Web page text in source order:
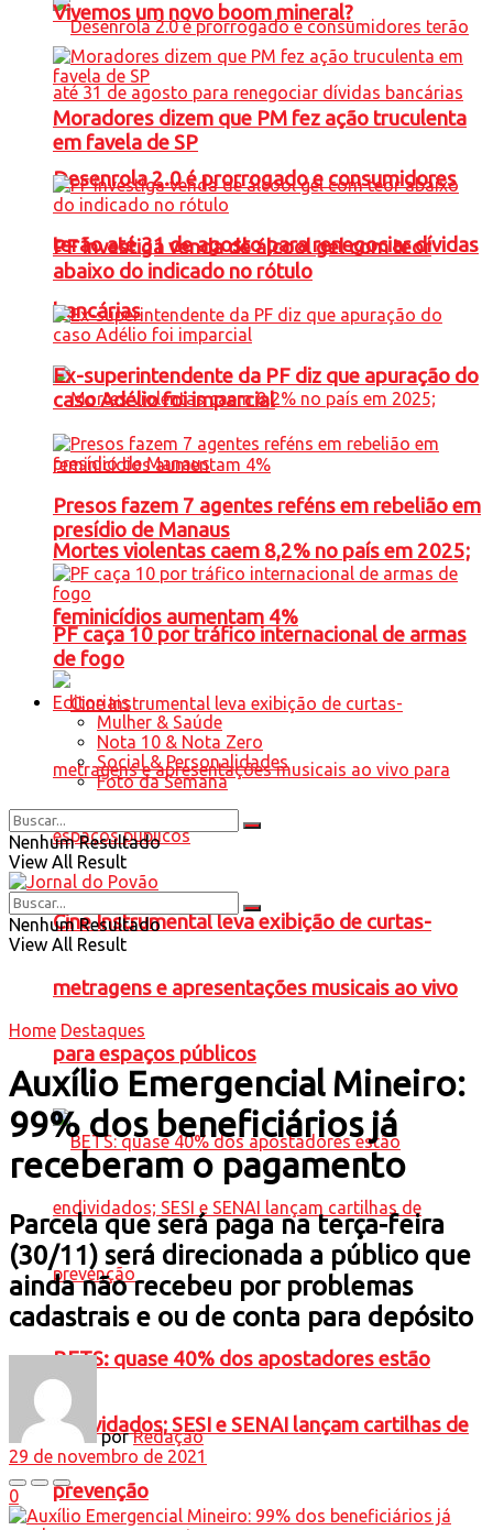
Desenrola 2.0 é prorrogado e consumidores
terão até 31 de agosto para renegociar dívidas
bancárias
Mortes violentas caem 8,2% no país em 2025;
feminicídios aumentam 4%
Cine Instrumental leva exibição de curtas-
metragens e apresentações musicais ao vivo
para espaços públicos
BETS: quase 40% dos apostadores estão
endividados; SESI e SENAI lançam cartilhas de
prevenção
Vivemos um novo boom mineral?
Moradores dizem que PM fez ação truculenta
em favela de SP
PF investiga venda de álcool gel com teor
abaixo do indicado no rótulo
Ex-superintendente da PF diz que apuração do
caso Adélio foi imparcial
Presos fazem 7 agentes reféns em rebelião em
presídio de Manaus
PF caça 10 por tráfico internacional de armas
de fogo
Editoriais
Mulher & Saúde
Nota 10 & Nota Zero
Social & Personalidades
Foto da Semana
Nenhum Resultado
View All Result
Nenhum Resultado
View All Result
Home Destaques
Auxílio Emergencial Mineiro:
99% dos beneficiários já
receberam o pagamento
Parcela que será paga na terça-feira
(30/11) será direcionada a público que
ainda não recebeu por problemas
cadastrais e ou de conta para depósito
por Redação
29 de novembro de 2021
0